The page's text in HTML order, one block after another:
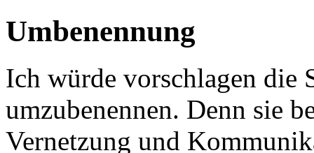
Umbenennung
Ich würde vorschlagen die
umzubenennen. Denn sie
Vernetzung und